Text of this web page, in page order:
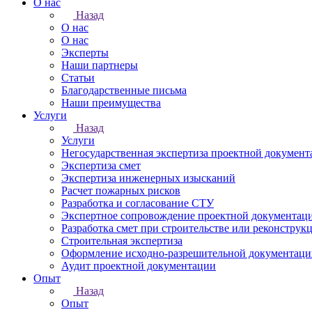
О нас
Назад
О нас
О нас
Эксперты
Наши партнеры
Статьи
Благодарственные письма
Наши преимущества
Услуги
Назад
Услуги
Негосударственная экспертиза проектной
Экспертиза смет
Экспертиза инженерных изысканий
Расчет пожарных рисков
Разработка и согласование СТУ
Экспертное сопровождение проектной
Разработка смет при строительстве или
Строительная экспертиза
Оформление исходно-разрешительной
Аудит проектной документации
Опыт
Назад
Опыт